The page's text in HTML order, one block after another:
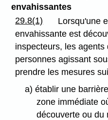
envahissantes
29.8(1)
Lorsqu'une
envahissante est
inspecteurs, les
personnes agissant
prendre les mesures
a) établir une
zone immédiate
découverte ou du